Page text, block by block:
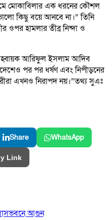
মোকাবিলার এক ধরনের কৌশল
কিছু বয়ে আনবে না।” তিনি
ওপর হামলার তীব্র নিন্দা ও
আরিফুল ইসলাম আদিব
পর পর ধর্ষণ এবং নিপীড়নের
এখনও নিরাপদ নয়।”তথ্য সুএঃ
Share WhatsApp
Link
বাসভবনে আগুন